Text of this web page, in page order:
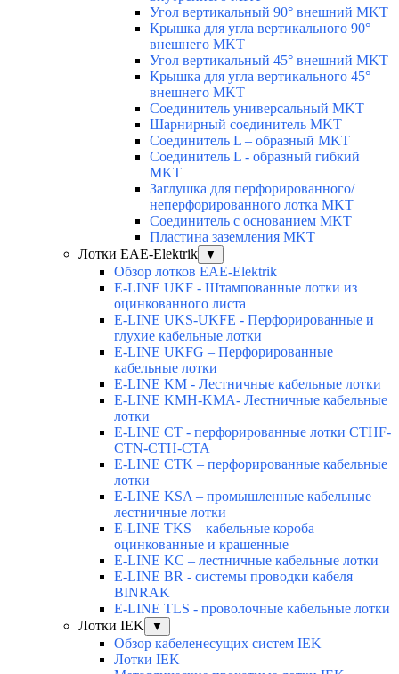
Угол вертикальный 90° внешний MKT
Крышка для угла вертикального 90°
внешнего MKT
Угол вертикальный 45° внешний MKT
Крышка для угла вертикального 45°
внешнего MKT
Соединитель универсальный MKT
Шарнирный соединитель MKT
Соединитель L – образный MKT
Соединитель L - образный гибкий
MKT
Заглушка для перфорированного/
неперфорированного лотка MKT
Соединитель с основанием MKT
Пластина заземления MKT
Лотки EAE-Elektrik
▼
Обзор лотков EAE-Elektrik
E-LINE UKF - Штампованные лотки из
оцинкованного листа
E-LINE UKS-UKFE - Перфорированные и
глухие кабельные лотки
E-LINE UKFG – Перфорированные
кабельные лотки
E-LINE KM - Лестничные кабельные лотки
E-LINE KMH-KMA- Лестничные кабельные
лотки
E-LINE CT - перфорированные лотки CTHF-
CTN-CTH-CTA
E-LINE CTK – перфорированные кабельные
лотки
E-LINE KSA – промышленные кабельные
лестничные лотки
E-LINE TKS – кабельные короба
оцинкованные и крашенные
E-LINE KC – лестничные кабельные лотки
E-LINE BR - системы проводки кабеля
BINRAK
E-LINE TLS - проволочные кабельные лотки
Лотки IEK
▼
Обзор кабеленесущих систем IEK
Лотки IEK